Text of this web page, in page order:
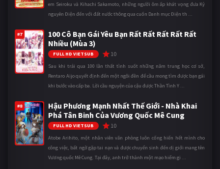
em Seiroku và Kihachi Sakamoto, những người ôm ấp khát vọng đưa Kỷ
nguyên Điện đến với đất nước thông qua cuốn Danh mục Điện th ...
#7
100 Cô Bạn Gái Yêu Bạn Rất Rất Rất Rất Rất
Nhiều (Mùa 3)
FULL HD VIETSUB 10
Sau khi trải qua 100 lần thất tình suốt những năm trung học cơ sở,
Rentaro Aijo quyết định đến một ngôi đền để cầu mong tìm được bạn gái
khi bước vào cấp ba. Lời cầu nguyện của cậu được Thần Tình Y ...
#8
Hậu Phương Mạnh Nhất Thế Giới - Nhà Khai
Phá Tân Binh Của Vương Quốc Mê Cung
FULL HD VIETSUB 10
Atobe Arihito, một nhân viên văn phòng luôn cống hiến hết mình cho
công việc, bất ngờ gặp tai nạn và được chuyển sinh đến dị giới mang tên
Vương quốc Mê Cung. Tại đây, anh trở thành một mạo hiểm gi ...